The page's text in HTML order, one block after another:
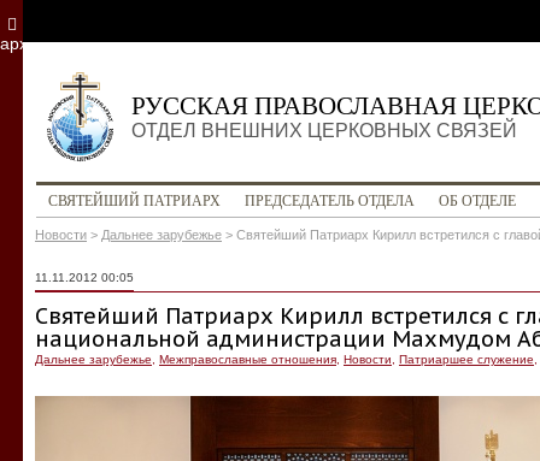
РУССКАЯ ПРАВОСЛАВНАЯ
ОТДЕЛ ВНЕШНИХ ЦЕРКОВНЫХ СВЯЗЕЙ
СВЯТЕЙШИЙ ПАТРИАРХ ПРЕДСЕДАТЕЛЬ ОТДЕЛА ОБ ОТДЕЛЕ
Новости > Дальнее зарубежье > Святейший Патриарх Кирилл встретился с
11.11.2012 00:05
Святейший Патриарх Кирилл встретился с
национальной администрации Махмудом
Дальнее зарубежье Межправославные отношения Новости Патриаршее служение
архив